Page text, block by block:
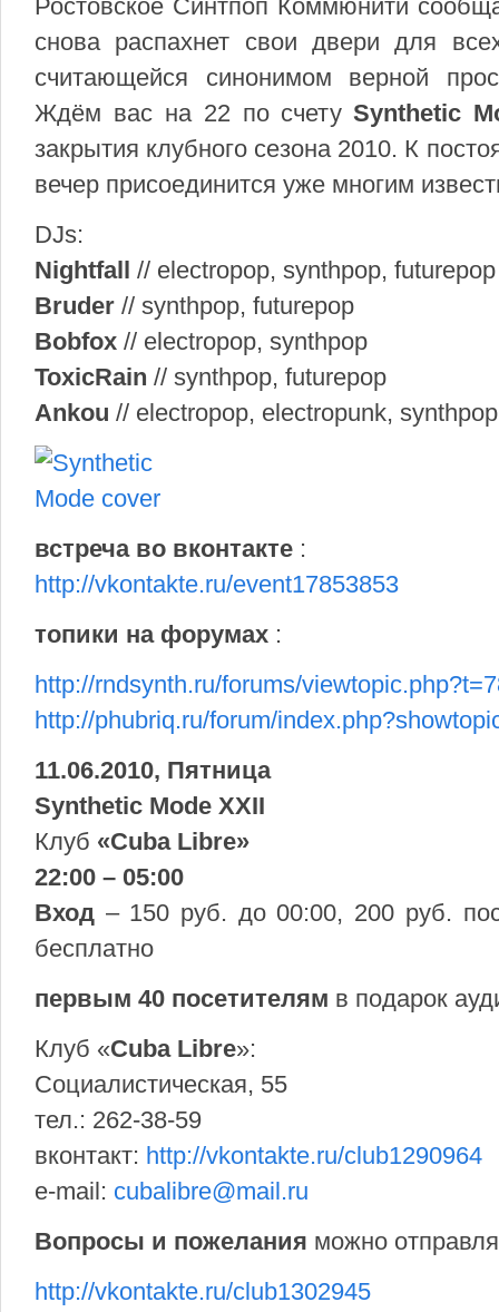
Ростовское Синтпоп Коммюнити
снова распахнет свои двери для
считающейся синонимом верной
Ждём вас на 22 по счетуSynthetic
закрытия клубного сезона 2010. К
вечер присоединится уже многим
DJs:
Nightfall // electropop, synthpop, futurepop
Bruder // synthpop, futurepop
Bobfox // electropop, synthpop
ToxicRain // synthpop, futurepop
Ankou // electropop, electropunk, synthpop
встреча во вконтакте :
http://vkontakte.ru/event17853853
топики на форумах :
http://rndsynth.ru/forums/
http://phubriq.ru/forum/
11.06.2010, Пятница
Synthetic Mode XXII
Клуб «Cuba Libre»
22:00 – 05:00
Вход – 150 руб. до 00:00, 200 руб.
бесплатно
первым 40 посетителям в подарок
Клуб «Cuba Libre»:
Социалистическая, 55
тел.: 262-38-59
вконтакт: http://vkontakte.ru/club1290964
e-mail: cubalibre@mail.ru
Вопросы и пожелания можно
http://vkontakte.ru/club1302945